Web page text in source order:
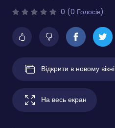
0 (0 Голосів)
Відкрити в новому вікні
На весь екран